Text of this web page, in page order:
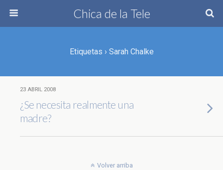
Chica de la Tele
Etiquetas › Sarah Chalke
23 ABRIL 2008
¿Se necesita realmente una
madre?
Volver arriba